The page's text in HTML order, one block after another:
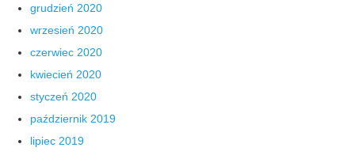
grudzień 2020
wrzesień 2020
czerwiec 2020
kwiecień 2020
styczeń 2020
październik 2019
lipiec 2019